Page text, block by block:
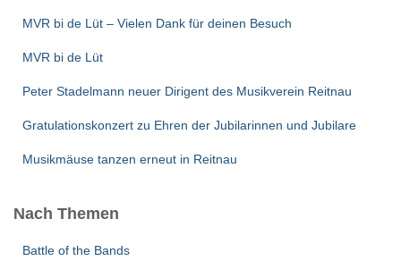
MVR bi de Lüt – Vielen Dank für deinen Besuch
MVR bi de Lüt
Peter Stadelmann neuer Dirigent des Musikverein Reitnau
Gratulationskonzert zu Ehren der Jubilarinnen und Jubilare
Musikmäuse tanzen erneut in Reitnau
Nach Themen
Battle of the Bands